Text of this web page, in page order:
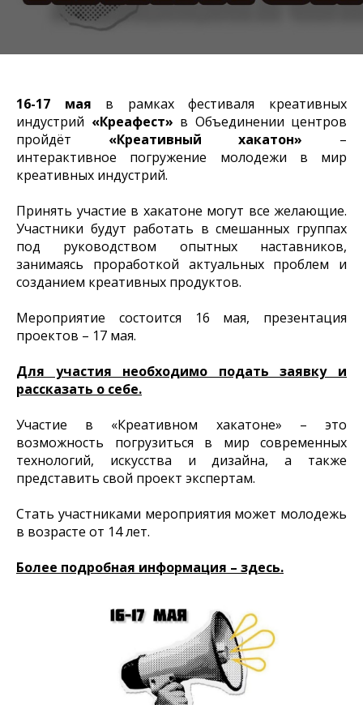
16-17 мая в рамках фестиваля креативных
индустрий «Креафест» в Объединении центров
пройдёт «Креативный хакатон» –
интерактивное погружение молодежи в мир
креативных индустрий.
Принять участие в хакатоне могут все желающие.
Участники будут работать в смешанных группах
под руководством опытных наставников,
занимаясь проработкой актуальных проблем и
созданием креативных продуктов.
Мероприятие состоится 16 мая, презентация
проектов – 17 мая.
Для участия необходимо подать заявку и
рассказать о себе.
Участие в «Креативном хакатоне» – это
возможность погрузиться в мир современных
технологий, искусства и дизайна, а также
представить свой проект экспертам.
Стать участниками мероприятия может молодежь
в возрасте от 14 лет.
Более подробная информация – здесь.